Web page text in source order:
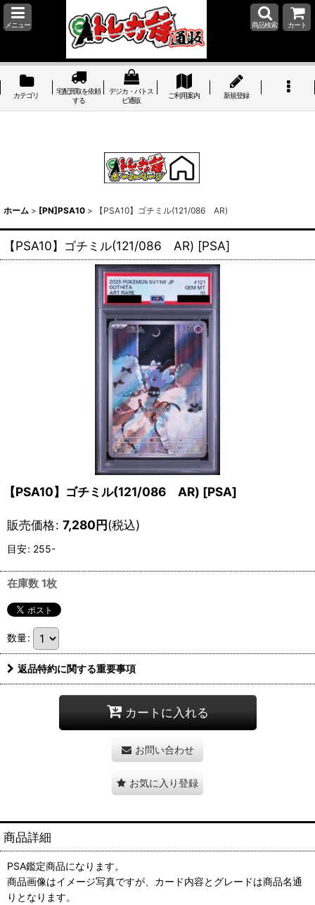
メニュー 商品検索 カート
カテゴリ
宅配買取を依頼
する
デジカ・バトス
ピ通販
ご利用案内 新規登録
ホーム > [PN]PSA10 > 【PSA10】ゴチミル(121/086 AR)
【PSA10】ゴチミル(121/086 AR) [PSA]
【PSA10】ゴチミル(121/086 AR) [PSA]
販売価格: 7,280円(税込)
目安: 255-
在庫数 1枚
数量:
返品特約に関する重要事項
カートに入れる
お問い合わせ
お気に入り登録
商品詳細
PSA鑑定商品になります。
商品画像はイメージ写真ですが、カード内容とグレードは商品名通
りとなります。